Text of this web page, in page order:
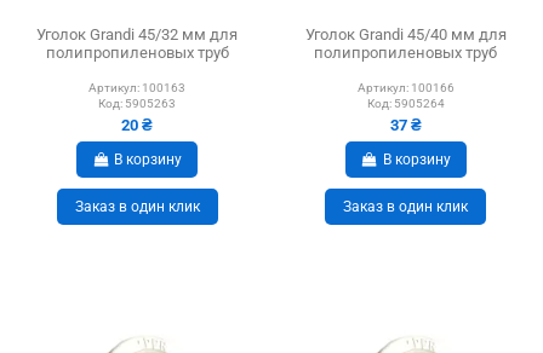
Уголок Grandi 45/32 мм для
полипропиленовых труб
Артикул: 100163
Код: 5905263
20 ₴
В корзину
Заказ в один клик
Уголок Grandi 45/40 мм для
полипропиленовых труб
Артикул: 100166
Код: 5905264
37 ₴
В корзину
Заказ в один клик